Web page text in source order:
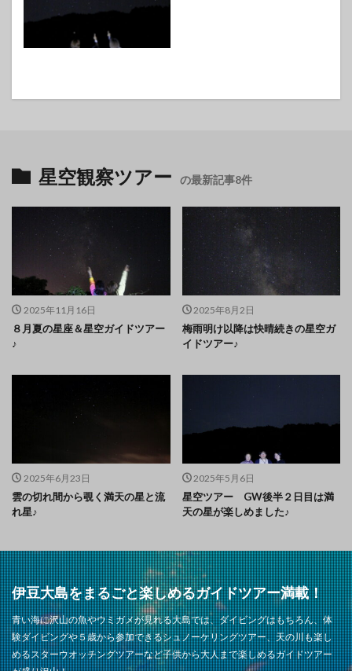
星空観察ツアー の最新記事8件
2025年11月16日
８月夏の星座＆星空ガイドツアー
♪
2025年8月2日
梅雨明け以降は快晴続きの星空ガ
イドツアー♪
2025年6月23日
雲の切れ間から覗く満天の星と流
れ星♪
2025年5月6日
星空ツアー GW後半２日目は満
天の星が楽しめました♪
伊豆大島をまるごと楽しめるガイドツアー満載！
青い海に沢山の魚やウミガメが見れる大島では、ダイビングはもちろん、体
験ダイビングや５歳から参加できるシュノーケリングツアー、天の川も楽し
めるスターウオッチングツアーなど子供から大人まで楽しめるガイドツアー